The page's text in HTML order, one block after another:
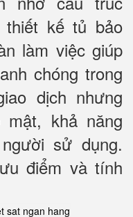
thiết kế tủ bảo
làm việc giúp
chóng trong
dịch nhưng
khả năng
sử dụng.
điểm và tính